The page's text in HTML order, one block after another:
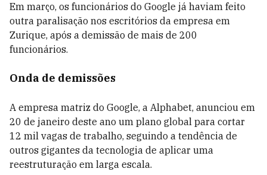
Em março, os funcionários do Google já haviam feito
outra paralisação nos escritórios da empresa em
Zurique, após a demissão de mais de 200
funcionários.
Onda de demissões
A empresa matriz do Google, a Alphabet, anunciou em
20 de janeiro deste ano um plano global para cortar
12 mil vagas de trabalho, seguindo a tendência de
outros gigantes da tecnologia de aplicar uma
reestruturação em larga escala.